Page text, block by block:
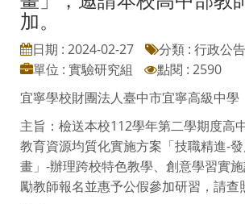
加。
日期 : 2024-02-27
分類 : 行政公告
單位 : 實驗研究組
點閱 : 2590
宜寧學校財團法人臺中市宜寧高級中
主旨：檢送本校112學年第二學期度高
教育資源均質化實施方案「技職精進-
畫」-辦理跨校特色教學、創意學習實
勵教師報名並惠予公假參加研習，請查